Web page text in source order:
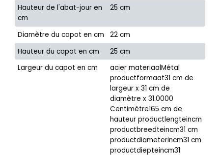
Hauteur de l'abat-jour en
cm
25 cm
Diamètre du capot en cm
22 cm
Hauteur du capot en cm
25 cm
Largeur du capot en cm
acier materiaalMétal
productformaat31 cm de
largeur x 31 cm de
diamètre x 31.0000
Centimètre165 cm de
hauteur productlengteincm
productbreedteincm31 cm
productdiameterincm31 cm
productdiepteincm31